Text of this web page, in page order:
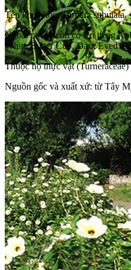
Tên khoa học: Turnera subulata
Ngoài ra cây còn có tên tiếng
White Butter Cup, Dark Eyed
Thuộc họ thực vật (Turneraceae)
Nguồn gốc và xuất xứ: từ Tây